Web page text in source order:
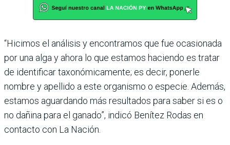
“Hicimos el análisis y encontramos que fue ocasionada
por una alga y ahora lo que estamos haciendo es tratar
de identificar taxonómicamente; es decir, ponerle
nombre y apellido a este organismo o especie. Además,
estamos aguardando más resultados para saber si es o
no dañina para el ganado”, indicó Benítez Rodas en
contacto con La Nación.